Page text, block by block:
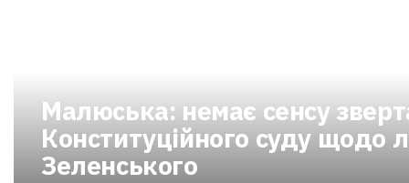
Малюська: немає сенсу
Конституційного суду щодо
Зеленського